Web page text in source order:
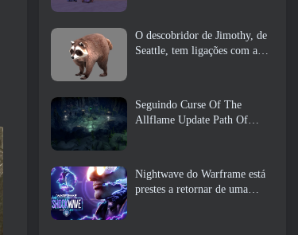
O descobridor de Jimothy, de
Seattle, tem ligações com a
Seguindo Curse Of The
Allflame Update Path Of
Nightwave do Warframe está
prestes a retornar de uma